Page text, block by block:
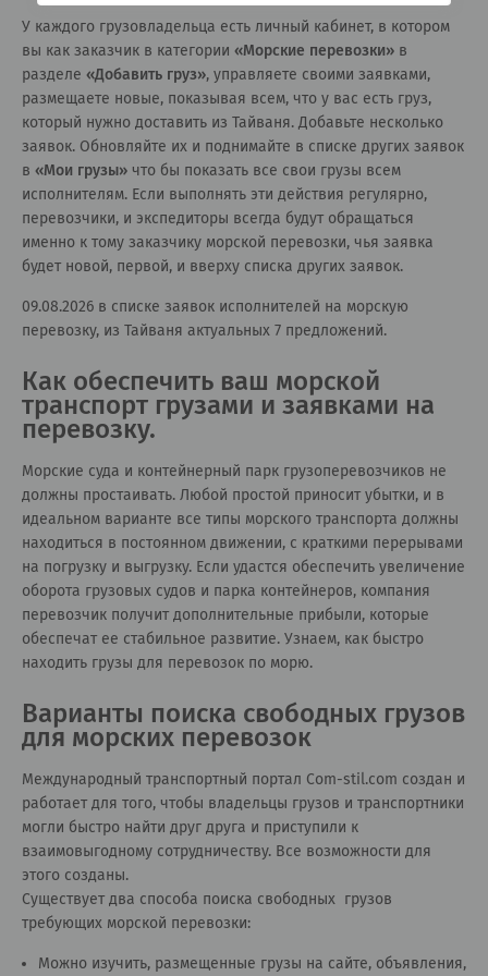
У каждого грузовладельца есть личный кабинет, в котором
вы как заказчик в категории «Морские перевозки» в
разделе «Добавить груз», управляете своими заявками,
размещаете новые, показывая всем, что у вас есть груз,
который нужно доставить из Тайваня. Добавьте несколько
заявок. Обновляйте их и поднимайте в списке других заявок
в «Мои грузы» что бы показать все свои грузы всем
исполнителям. Если выполнять эти действия регулярно,
перевозчики, и экспедиторы всегда будут обращаться
именно к тому заказчику морской перевозки, чья заявка
будет новой, первой, и вверху списка других заявок.
09.08.2026 в списке заявок исполнителей на морскую
перевозку, из Тайваня актуальных 7 предложений.
Как обеспечить ваш морской
транспорт грузами и заявками на
перевозку.
Морские суда и контейнерный парк грузоперевозчиков не
должны простаивать. Любой простой приносит убытки, и в
идеальном варианте все типы морского транспорта должны
находиться в постоянном движении, с краткими перерывами
на погрузку и выгрузку. Если удастся обеспечить увеличение
оборота грузовых судов и парка контейнеров, компания
перевозчик получит дополнительные прибыли, которые
обеспечат ее стабильное развитие. Узнаем, как быстро
находить грузы для перевозок по морю.
Варианты поиска свободных грузов
для морских перевозок
Международный транспортный портал Сom-stil.com создан и
работает для того, чтобы владельцы грузов и транспортники
могли быстро найти друг друга и приступили к
взаимовыгодному сотрудничеству. Все возможности для
этого созданы.
Существует два способа поиска свободных грузов
требующих морской перевозки:
Можно изучить, размещенные грузы на сайте, объявления,